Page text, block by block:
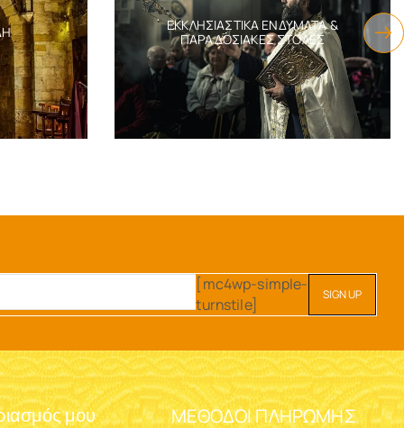
ΕΚΚΛΗΣΙΑΣΤΙΚΆ ΕΝΔΎΜΑΤΑ &
ΠΑΡΑΔΟΣΙΑΚΈΣ ΣΤΟΛΈΣ
[mc4wp-simple-
turnstile]
μου ΜΈΘΟΔΟΙ ΠΛΗΡΩΜΉΣ